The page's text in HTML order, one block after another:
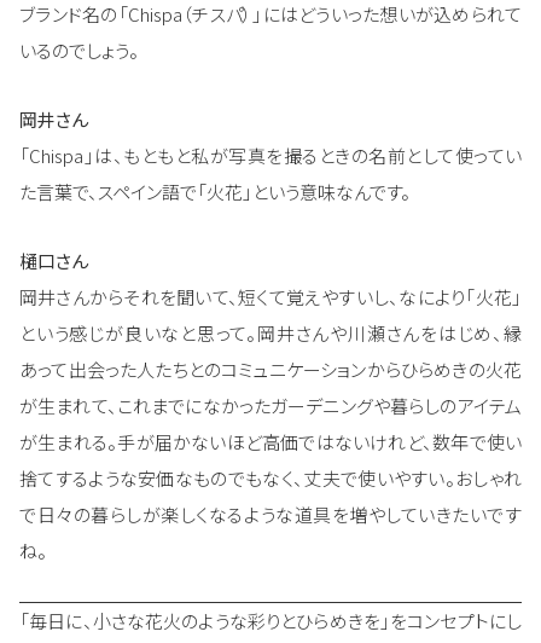
ブランド名の「Chispa（チスパ）」にはどういった想いが込められて
いるのでしょう。
岡井さん
「Chispa」は、もともと私が写真を撮るときの名前として使ってい
た言葉で、スペイン語で「火花」という意味なんです。
樋口さん
岡井さんからそれを聞いて、短くて覚えやすいし、なにより「火花」
という感じが良いなと思って。岡井さんや川瀬さんをはじめ、縁
あって出会った人たちとのコミュニケーションからひらめきの火花
が生まれて、これまでになかったガーデニングや暮らしのアイテム
が生まれる。手が届かないほど高価ではないけれど、数年で使い
捨てするような安価なものでもなく、丈夫で使いやすい。おしゃれ
で日々の暮らしが楽しくなるような道具を増やしていきたいです
ね。
「毎日に、小さな花火のような彩りとひらめきを」をコンセプトにし